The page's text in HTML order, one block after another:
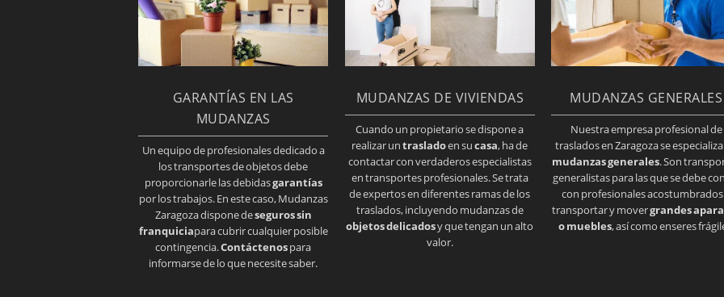
GARANTÍAS EN LAS
MUDANZAS
Un equipo de profesionales dedicado a
los transportes de objetos debe
proporcionarle las debidasgarantías
por los trabajos. En este caso, Mudanzas
Zaragoza dispone deseguros sin
franquiciapara cubrir cualquier posible
contingencia.Contáctenospara
informarse de lo que necesite saber.
MUDANZAS DE VIVIENDAS
Cuando un propietario se dispone a
realizar untrasladoen sucasa, ha de
contactar con verdaderos especialistas
en transportes profesionales. Se trata
de expertos en diferentes ramas de los
traslados, incluyendo mudanzas de
objetos delicadosy que tengan un alto
valor.
MUDANZAS GENERALES
Nuestra empresa profesional de
traslados en Zaragoza se
mudanzas generales. Son
generalistas para las que se debe
con profesionales acostumbrados
transportar y movergrandes
o muebles, así como enseres